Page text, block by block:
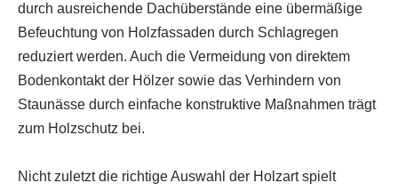
durch ausreichende Dachüberstände eine übermäßige
Befeuchtung von Holzfassaden durch Schlagregen
reduziert werden. Auch die Vermeidung von direktem
Bodenkontakt der Hölzer sowie das Verhindern von
Staunässe durch einfache konstruktive Maßnahmen trägt
zum Holzschutz bei.
Nicht zuletzt die richtige Auswahl der Holzart spielt